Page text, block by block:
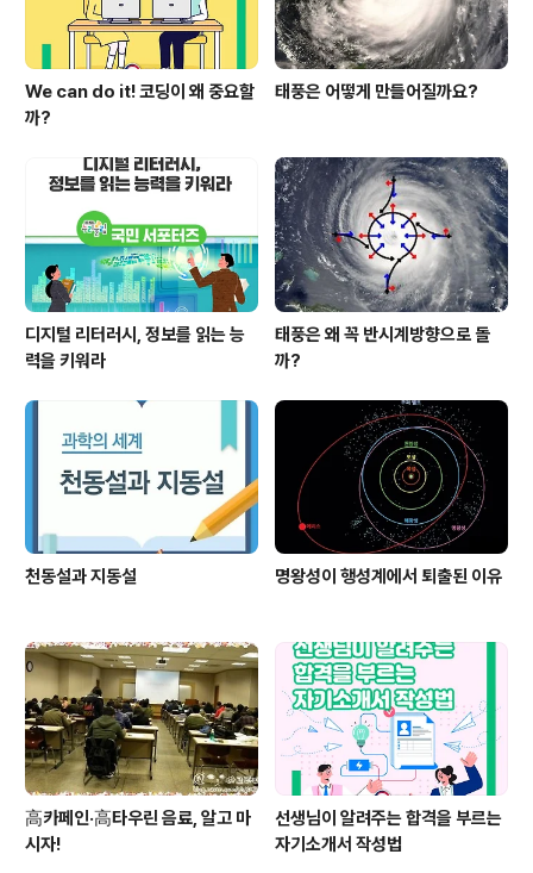
We can do it! 코딩이 왜 중요할
까?
태풍은 어떻게 만들어질까요?
디지털 리터러시, 정보를 읽는 능
력을 키워라
태풍은 왜 꼭 반시계방향으로 돌
까?
천동설과 지동설 명왕성이 행성계에서 퇴출된 이유
高카페인·高타우린 음료, 알고 마
시자!
선생님이 알려주는 합격을 부르는
자기소개서 작성법